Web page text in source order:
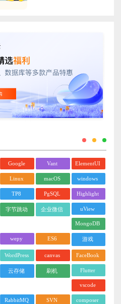
Google Vant ElementUI
Linux macOS windows
TP8 PgSQL Highlight
字节跳动 企业微信 uView
MongoDB
wepy ES6 游戏
WordPress canvas FaceBook
云存储 刷机 Flutter
vscode
RabbitMQ SVN composer